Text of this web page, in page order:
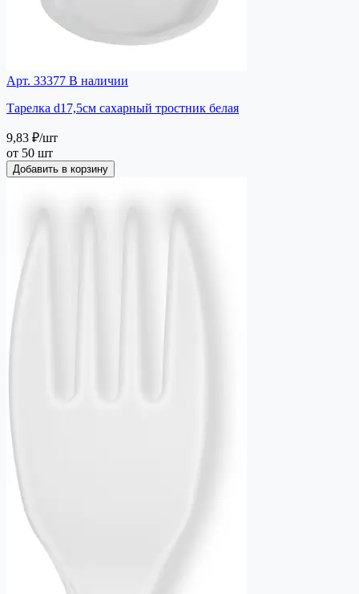
Арт. 33377 В наличии
Тарелка d17,5см сахарный тростник белая
9,83 ₽/шт
от 50 шт
Добавить в корзину